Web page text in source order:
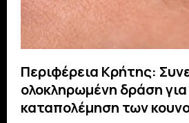
Περιφέρεια Κρήτης:
ολοκληρωμένη δράση
καταπολέμηση των